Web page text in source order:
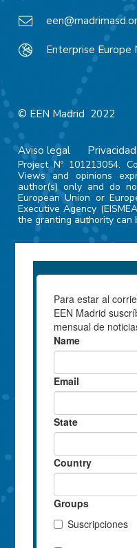
Enterprise Europe
© EEN Madrid 2022
Aviso legal Privacidad
Project Nº 101213054.
Views and opinions
author(s) only and do
European Union or
Executive Agency
the granting authority can